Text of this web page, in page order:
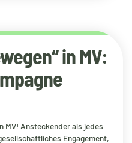
in MV:
MV! Ansteckender als jedes
Engagement,